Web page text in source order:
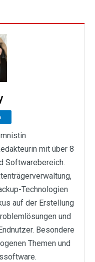
mit über 8
Softwarebereich.
Technologien
auf der Erstellung
und
Besondere
Themen und